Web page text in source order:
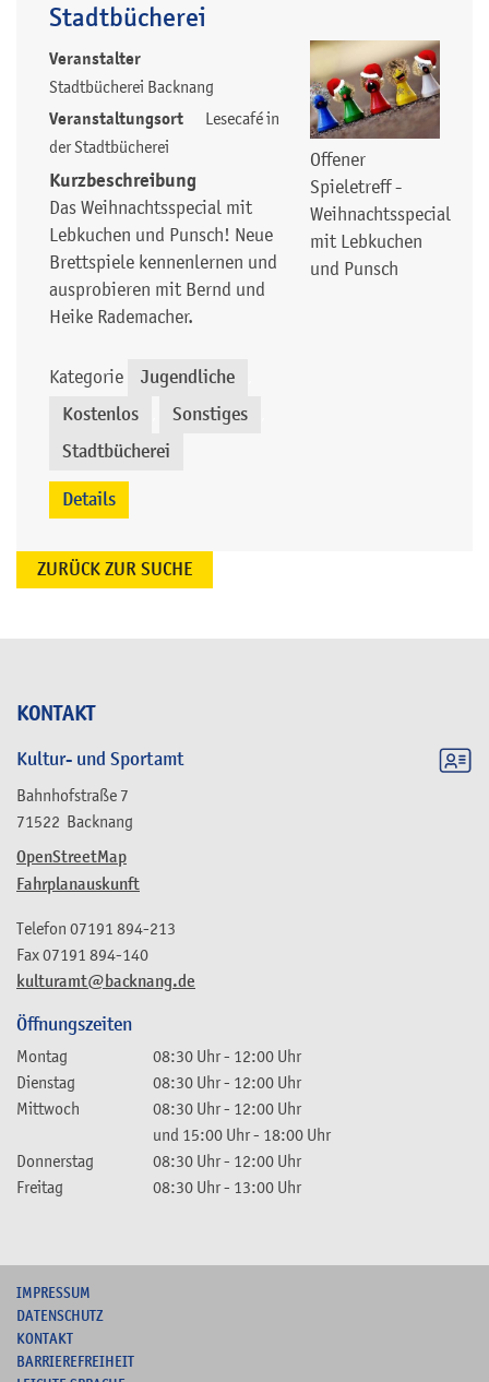
KONTAKT
Kultur- und Sportamt
Bahnhofstraße 7
71522 Backnang
OpenStreetMap
Fahrplanauskunft
kulturamt@backnang.de
Telefon 07191 894-213
Fax07191 894-140
Öffnungszeiten
Montag 08:30 Uhr- 12:00 Uhr
Dienstag
08:30 Uhr- 12:00 Uhr
Mittwoch
08:30 Uhr- 12:00 Uhr
und 15:00 Uhr- 18:00 Uhr
Donnerstag
08:30 Uhr- 12:00 Uhr
Freitag
08:30 Uhr- 13:00 Uhr
Stadtbücherei
Offener
Spieletreff -
Weihnachtsspecial
mit Lebkuchen
und Punsch
Veranstalter
Stadtbücherei Backnang
Veranstaltungsort
Lesecafé in
der Stadtbücherei
Kurzbeschreibung
Das Weihnachtsspecial mit
Lebkuchen und Punsch! Neue
Brettspiele kennenlernen und
ausprobieren mit Bernd und
Heike Rademacher.
Kategorie Jugendliche
Kostenlos Sonstiges
Stadtbücherei
Details
ZURÜCK ZUR SUCHE
IMPRESSUM
DATENSCHUTZ
KONTAKT
BARRIEREFREIHEIT